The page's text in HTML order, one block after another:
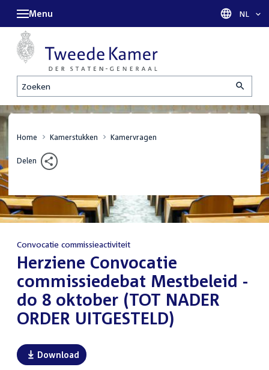
Zoeken
Menu Taal
NL
Home Kamerstukken Kamervragen
Delen
Convocatie commissieactiviteit
:Herziene Convocatie
commissiedebat Mestbeleid -
do 8 oktober (TOT NADER
ORDER UITGESTELD)
Download